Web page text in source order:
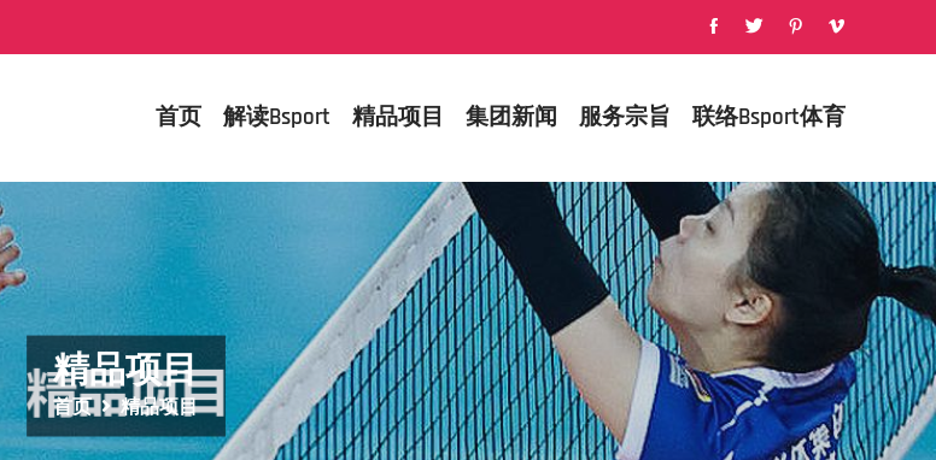
首页 解读Bsport 精品项目 集团新闻 服务宗旨 联络Bsport体育
精品项目
首页 精品项目